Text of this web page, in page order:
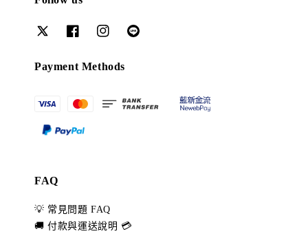
Payment Methods
FAQ
💡 常見問題 FAQ
🚚 付款與運送說明 💳